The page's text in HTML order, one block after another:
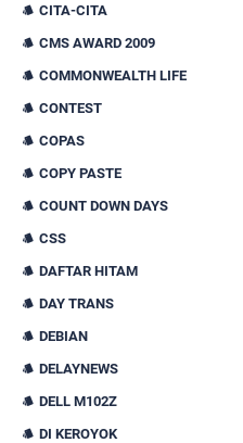
CITA-CITA
CMS AWARD 2009
COMMONWEALTH LIFE
CONTEST
COPAS
COPY PASTE
COUNT DOWN DAYS
CSS
DAFTAR HITAM
DAY TRANS
DEBIAN
DELAYNEWS
DELL M102Z
DI KEROYOK